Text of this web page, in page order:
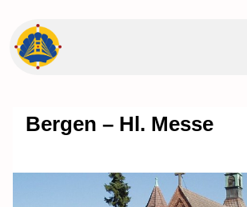
Bergen – Hl. Messe